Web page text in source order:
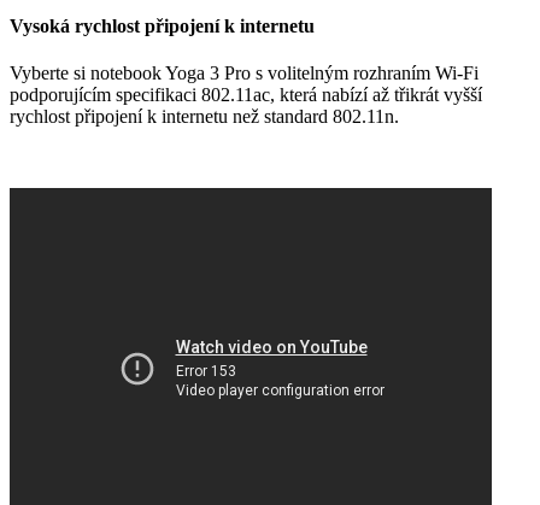
Vysoká rychlost připojení k internetu
Vyberte si notebook Yoga 3 Pro s volitelným rozhraním Wi-Fi
podporujícím specifikaci 802.11ac, která nabízí až třikrát vyšší
rychlost připojení k internetu než standard 802.11n.